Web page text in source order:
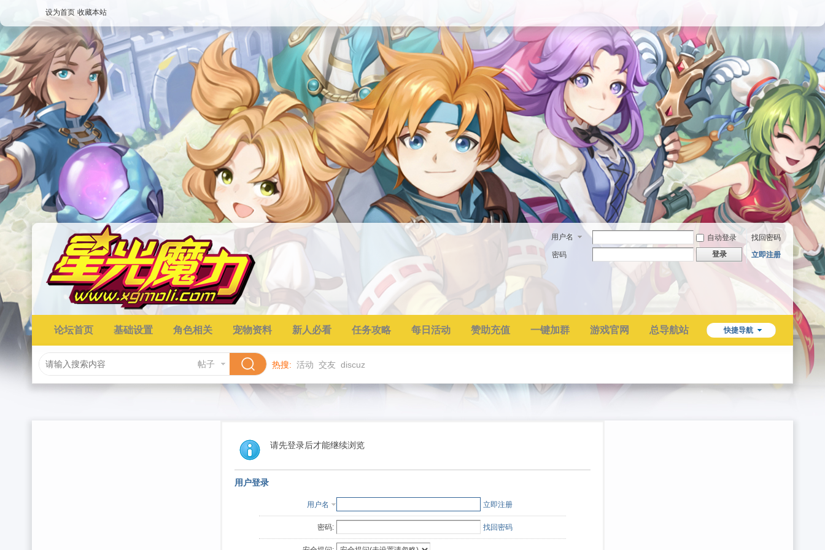
设为首页 收藏本站
用户名 自动登录
找回密码
密码
登录 立即注册
快捷导航
论坛首页 基础设置 角色相关 宠物资料 新人必看 任务攻略 每日活动 赞助充值 一键加群 游戏官网 总导航站
帖子 热搜: 活动 交友 discuz
请先登录后才能继续浏览
用户登录
用户名 立即注册
密码: 找回密码